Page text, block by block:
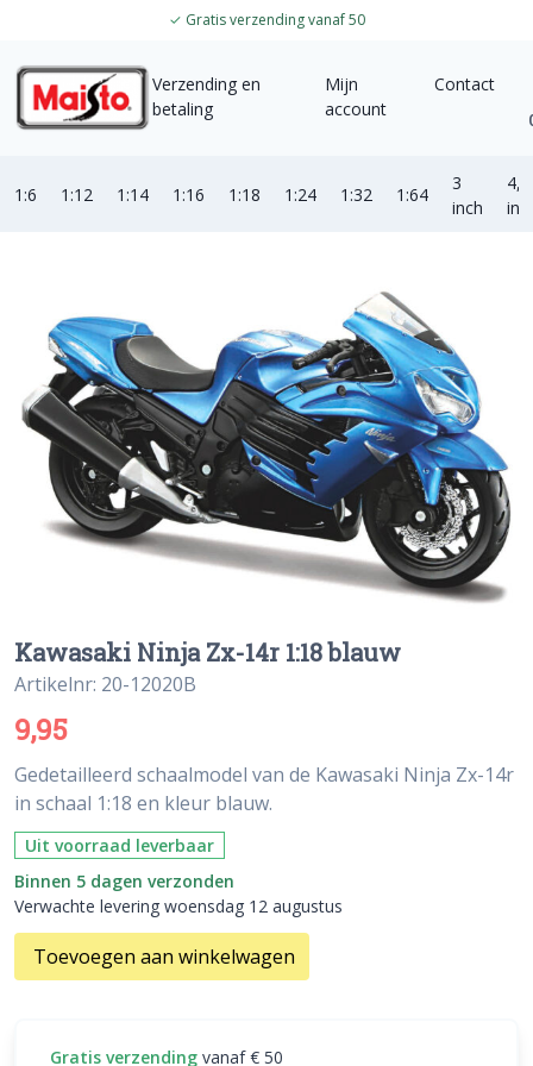
✓ Gratis verzending vanaf 50
Verzending en
betaling
Mijn
account
Contact
1:6 1:12 1:14 1:16 1:18 1:24 1:32 1:64
3
inch
4,5
Kawasaki Ninja Zx-14r 1:18 blauw
Artikelnr: 20-12020B
9,95
Gedetailleerd schaalmodel van de Kawasaki Ninja Zx-14r
in schaal 1:18 en kleur blauw.
Uit voorraad leverbaar
Binnen 5 dagen verzonden
Verwachte levering woensdag 12 augustus
Toevoegen aan winkelwagen
Gratis verzending vanaf € 50